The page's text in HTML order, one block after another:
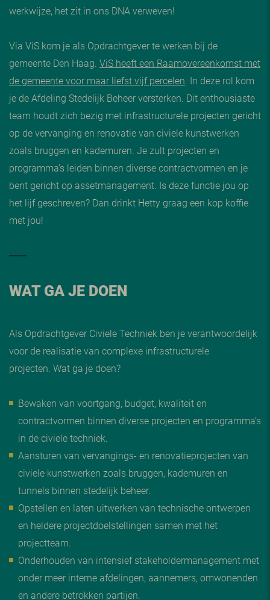
werkwijze, het zit in ons DNA verweven!
Via ViS kom je als Opdrachtgever te werken bij de
gemeente Den Haag. ViS heeft een Raamovereenkomst met
de gemeente voor maar liefst vijf percelen. In deze rol kom
je de Afdeling Stedelijk Beheer versterken. Dit enthousiaste
team houdt zich bezig met infrastructurele projecten gericht
op de vervanging en renovatie van civiele kunstwerken
zoals bruggen en kademuren. Je zult projecten en
programma’s leiden binnen diverse contractvormen en je
bent gericht op assetmanagement. Is deze functie jou op
het lijf geschreven? Dan drinkt Hetty graag een kop koffie
met jou!
WAT GA JE DOEN
Als Opdrachtgever Civiele Techniek ben je verantwoordelijk
voor de realisatie van complexe infrastructurele
projecten. Wat ga je doen?
Bewaken van voortgang, budget, kwaliteit en
contractvormen binnen diverse projecten en programma’s
in de civiele techniek.
Aansturen van vervangings- en renovatieprojecten van
civiele kunstwerken zoals bruggen, kademuren en
tunnels binnen stedelijk beheer.
Opstellen en laten uitwerken van technische ontwerpen
en heldere projectdoelstellingen samen met het
projectteam.
Onderhouden van intensief stakeholdermanagement met
onder meer interne afdelingen, aannemers, omwonenden
en andere betrokken partijen.